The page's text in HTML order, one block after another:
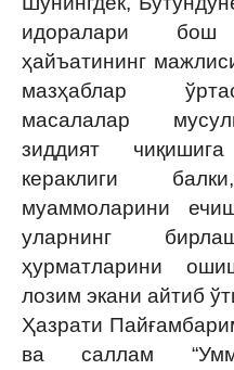
идоралари
ҳайъатининг
мазҳаблар
масалалар
зиддият
кераклиги
муаммоларини
уларнинг
ҳурматларини
лозим экани айтиб
Ҳазрати
ва саллам